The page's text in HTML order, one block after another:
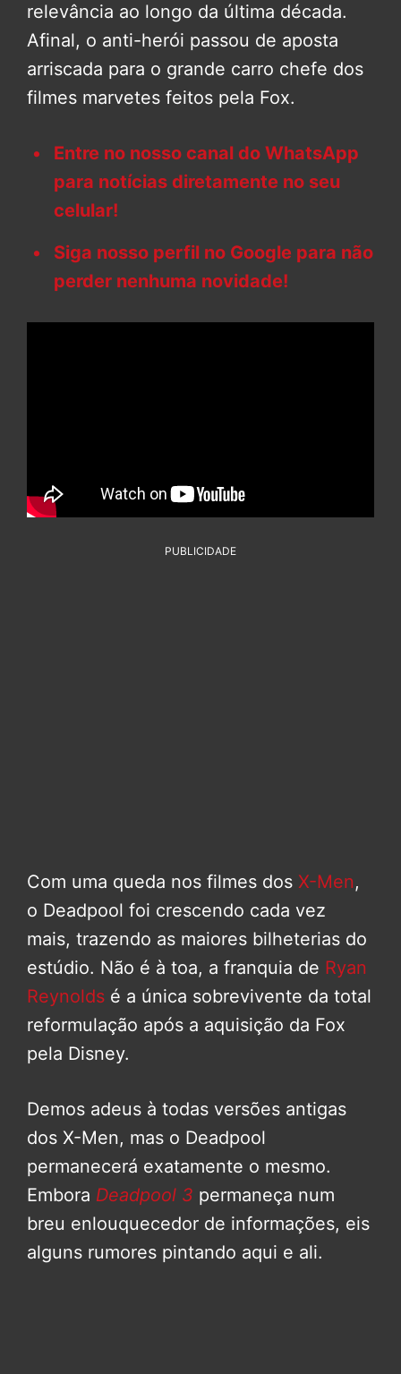
relevância ao longo da última década.
Afinal, o anti-herói passou de aposta
arriscada para o grande carro chefe dos
filmes marvetes feitos pela Fox.
Entre no nosso canal do WhatsApp
para notícias diretamente no seu
celular!
Siga nosso perfil no Google para não
perder nenhuma novidade!
PUBLICIDADE
Com uma queda nos filmes dos X-Men,
o Deadpool foi crescendo cada vez
mais, trazendo as maiores bilheterias do
estúdio. Não é à toa, a franquia de Ryan
Reynolds é a única sobrevivente da total
reformulação após a aquisição da Fox
pela Disney.
Demos adeus à todas versões antigas
dos X-Men, mas o Deadpool
permanecerá exatamente o mesmo.
Embora Deadpool 3 permaneça num
breu enlouquecedor de informações, eis
alguns rumores pintando aqui e ali.